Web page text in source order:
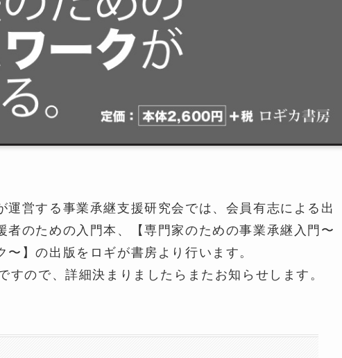
営する事業承継支援研究会では、会員有志による出
のための入門本、【専門家のための事業承継入門〜
】の出版をロギが書房より行います。
ので、詳細決まりましたらまたお知らせします。